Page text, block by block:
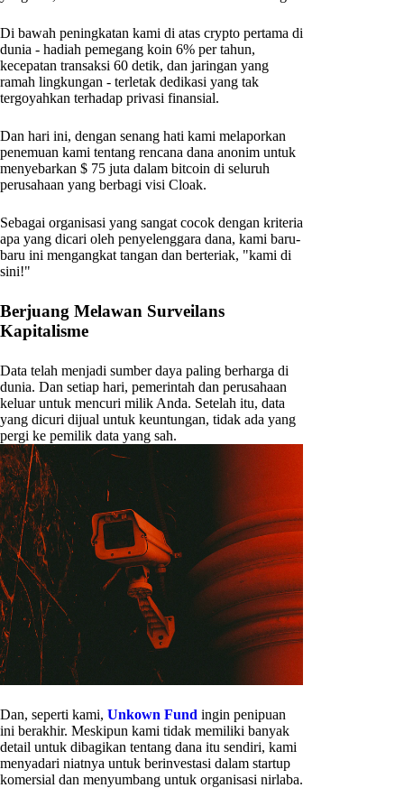
Di bawah peningkatan kami di atas crypto pertama di
dunia - hadiah pemegang koin 6% per tahun,
kecepatan transaksi 60 detik, dan jaringan yang
ramah lingkungan - terletak dedikasi yang tak
tergoyahkan terhadap privasi finansial.
Dan hari ini, dengan senang hati kami melaporkan
penemuan kami tentang rencana dana anonim untuk
menyebarkan $ 75 juta dalam bitcoin di seluruh
perusahaan yang berbagi visi Cloak.
Sebagai organisasi yang sangat cocok dengan kriteria
apa yang dicari oleh penyelenggara dana, kami baru-
baru ini mengangkat tangan dan berteriak, "kami di
sini!"
Berjuang Melawan Surveilans
Kapitalisme
Data telah menjadi sumber daya paling berharga di
dunia. Dan setiap hari, pemerintah dan perusahaan
keluar untuk mencuri milik Anda. Setelah itu, data
yang dicuri dijual untuk keuntungan, tidak ada yang
pergi ke pemilik data yang sah.
Dan, seperti kami, Unkown Fund ingin penipuan
ini berakhir. Meskipun kami tidak memiliki banyak
detail untuk dibagikan tentang dana itu sendiri, kami
menyadari niatnya untuk berinvestasi dalam startup
komersial dan menyumbang untuk organisasi nirlaba.